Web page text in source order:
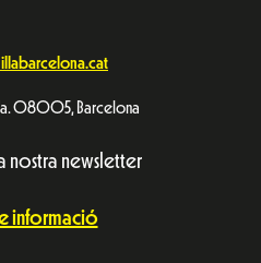
7a. 08005, Barcelona
nostra newsletter
informació